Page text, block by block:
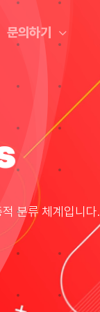
문의하기
분류 체계입니다.